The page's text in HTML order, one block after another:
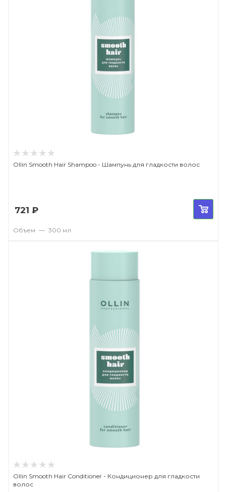
Ollin Smooth Hair Shampoo - Шампунь для гладкости волос
721 ₽
Объем — 300 мл
Ollin Smooth Hair Conditioner - Кондиционер для гладкости
волос